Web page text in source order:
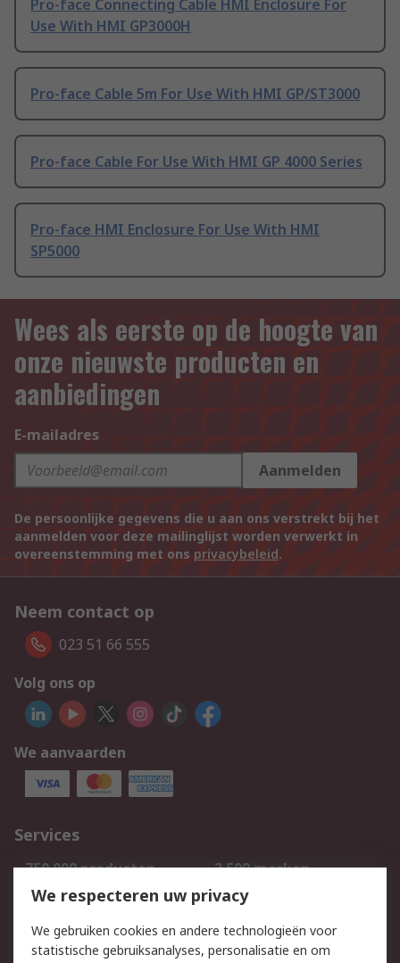
Pro-face Connecting Cable HMI Enclosure For
Use With HMI GP3000H
Pro-face Cable 5m For Use With HMI GP/ST3000
Pro-face Cable For Use With HMI GP 4000 Series
Pro-face HMI Enclosure For Use With HMI
SP5000
Wees als eerste op de hoogte van
onze nieuwste producten en
aanbiedingen
E-mailadres
Aanmelden
De persoonlijke gegevens die u aan ons verstrekt bij het
aanmelden voor deze mailinglijst worden verwerkt in
overeenstemming met ons privacybeleid.
Neem contact op
023 51 66 555
Volg ons op
We aanvaarden
Services
750.000 producten
2.500 merken
Bestellen
Inkoopoplossingen
Track & Trace
We respecteren uw privacy
We gebruiken cookies en andere technologieën voor
statistische gebruiksanalyses, personalisatie en om